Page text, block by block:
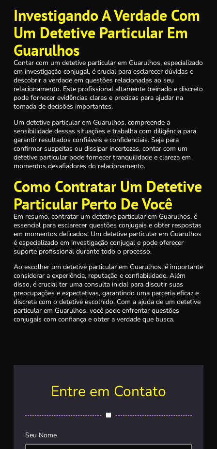
Investigando A Verdade Com
Um Detetive Particular Em
Guarulhos
Contar com um detetive particular em Guarulhos, especializado
em investigação conjugal, é crucial para esclarecer dúvidas e
descobrir a verdade em questões relacionadas ao seu
relacionamento. Este profissional altamente treinado e discreto
pode fornecer evidências claras e precisas para ajudar na
tomada de decisões importantes.
Um detetive particular em Guarulhos, compreende a
sensibilidade dessas situações e trabalha com diligência para
garantir resultados confiáveis e confidenciais. Seja para
confirmar suspeitas ou dissipar incertezas, contar com um
detetive particular pode fornecer tranquilidade e clareza em
momentos desafiadores do relacionamento.
Como Contratar Um Detetive
Particular Perto De Você
Em resumo, contratar um detetive particular em Guarulhos, é
essencial para esclarecer questões conjugais e obter respostas
em momentos delicados. Um detetive particular em Guarulhos
é especializado em investigação conjugal e pode oferecer
suporte profissional durante todo o processo.
Ao escolher um detetive particular em Guarulhos, é importante
considerar a experiência, reputação e confiabilidade. Além
disso, é crucial ter uma consulta inicial para discutir suas
preocupações e expectativas, garantindo uma parceria eficaz e
discreta com o detetive escolhido. Com a ajuda de um detetive
particular em Guarulhos, você pode enfrentar questões
conjugais com confiança e obter a verdade que busca.
Entre em Contato
Seu Nome